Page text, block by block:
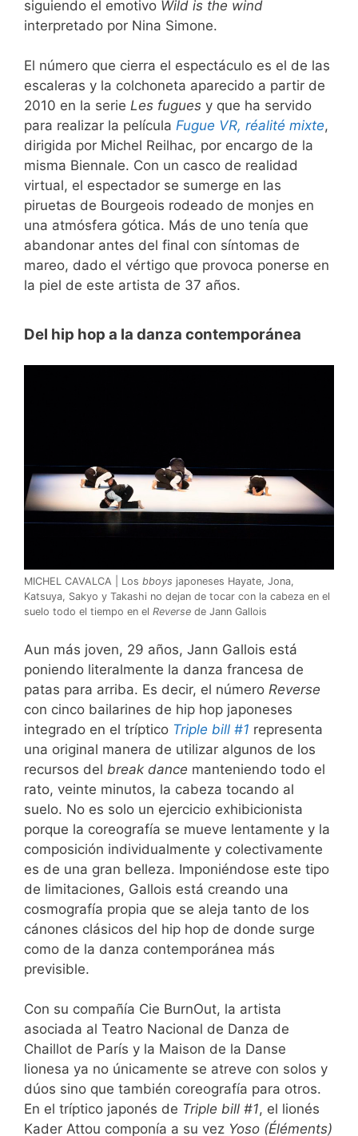
siguiendo el emotivo Wild is the wind
interpretado por Nina Simone.
El número que cierra el espectáculo es el de las
escaleras y la colchoneta aparecido a partir de
2010 en la serie Les fugues y que ha servido
para realizar la película Fugue VR, réalité mixte,
dirigida por Michel Reilhac, por encargo de la
misma Biennale. Con un casco de realidad
virtual, el espectador se sumerge en las
piruetas de Bourgeois rodeado de monjes en
una atmósfera gótica. Más de uno tenía que
abandonar antes del final con síntomas de
mareo, dado el vértigo que provoca ponerse en
la piel de este artista de 37 años.
Del hip hop a la danza contemporánea
MICHEL CAVALCA | Los bboys japoneses Hayate, Jona,
Katsuya, Sakyo y Takashi no dejan de tocar con la cabeza en el
suelo todo el tiempo en el Reverse de Jann Gallois
Aun más joven, 29 años, Jann Gallois está
poniendo literalmente la danza francesa de
patas para arriba. Es decir, el número Reverse
con cinco bailarines de hip hop japoneses
integrado en el tríptico Triple bill #1 representa
una original manera de utilizar algunos de los
recursos del break dance manteniendo todo el
rato, veinte minutos, la cabeza tocando al
suelo. No es solo un ejercicio exhibicionista
porque la coreografía se mueve lentamente y la
composición individualmente y colectivamente
es de una gran belleza. Imponiéndose este tipo
de limitaciones, Gallois está creando una
cosmografía propia que se aleja tanto de los
cánones clásicos del hip hop de donde surge
como de la danza contemporánea más
previsible.
Con su compañía Cie BurnOut, la artista
asociada al Teatro Nacional de Danza de
Chaillot de París y la Maison de la Danse
lionesa ya no únicamente se atreve con solos y
dúos sino que también coreografía para otros.
En el tríptico japonés de Triple bill #1, el lionés
Kader Attou componía a su vez Yoso (Éléments)